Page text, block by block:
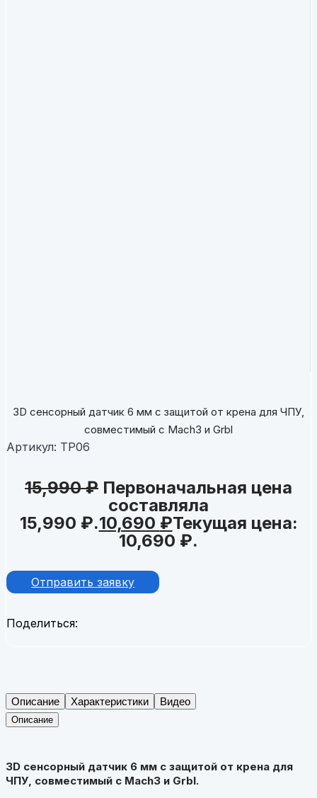
3D сенсорный датчик 6 мм с защитой от крена для ЧПУ,
совместимый с Mach3 и Grbl
Артикул: TP06
15,990₽ Первоначальная цена
составляла
15,990 ₽.10,690 ₽Текущая цена:
10,690 ₽.
Отправить заявку
Поделиться:
Описание Характеристики Видео
Описание
3D сенсорный датчик 6 мм с защитой от крена для
ЧПУ, совместимый с Mach3 и Grbl.